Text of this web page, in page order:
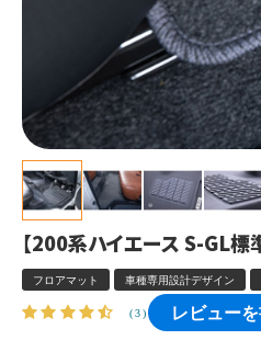
【200系ハイエース S-GL標
フロアマット 車種専用設計デザイン
(3) レビューを